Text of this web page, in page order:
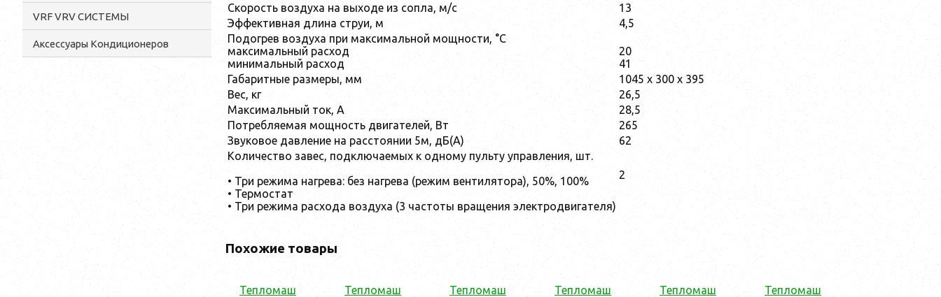
VRF VRV СИСТЕМЫ
Аксессуары Кондиционеров
Скорость воздуха на выходе из сопла, м/с
13
Эффективная длина струи, м
4,5
Подогрев воздуха при максимальной мощности, °С
максимальный расход
минимальный расход
20
41
Габаритные размеры, мм
1045 x 300 x 395
Вес, кг
26,5
Максимальный ток, А
28,5
Потребляемая мощность двигателей, Вт
265
Звуковое давление на расстоянии 5м, дБ(А)
62
Количество завес, подключаемых к одному пульту управления, шт.
• Три режима нагрева: без нагрева (режим вентилятора), 50%, 100%
• Термостат
• Три режима расхода воздуха (3 частоты вращения электродвигателя)
2
Похожие товары
Тепломаш
Тепломаш
Тепломаш
Тепломаш
Тепломаш
Тепломаш